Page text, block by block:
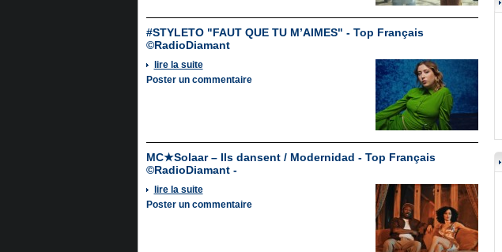
#STYLETO "FAUT QUE TU M’AIMES" - Top Français
©RadioDiamant
lire la suite
Poster un commentaire
MC★Solaar – Ils dansent / Modernidad - Top Français
©RadioDiamant -
lire la suite
Poster un commentaire